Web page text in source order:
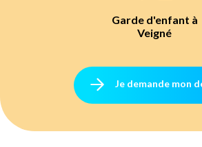
Garde d'enfant à
Veigné
Je demande mon